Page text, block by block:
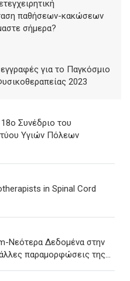
παθήσεων-κακώσεων
σήμερα?
για το Παγκόσμιο
2023
Συνέδριο του
Υγιών Πόλεων
in Spinal Cord
Νεότερα Δεδομένα στην
παραμορφώσεις της...